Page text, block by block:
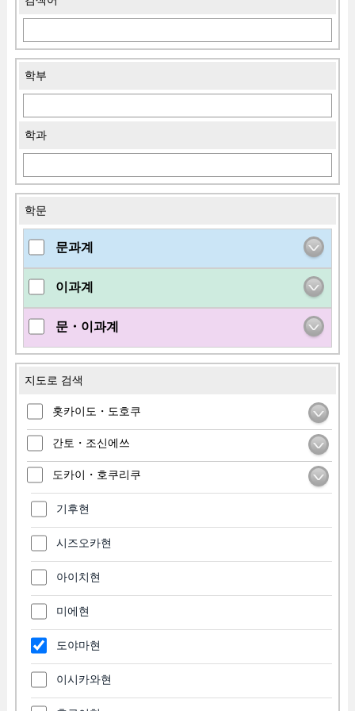
학부
학과
학문
문과계
이과계
문・이과계
지도로 검색
홋카이도・도호쿠
간토・조신에쓰
도카이・호쿠리쿠
기후현
시즈오카현
아이치현
미에현
도야마현
이시카와현